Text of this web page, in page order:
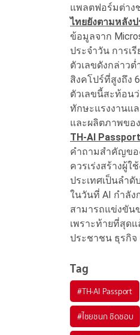
แพลตฟอร์มต่าง
ไทยยังตามหลังป
ข้อมูลจาก
ประจำวัน การเ
ตัวเลขดังกล่าวต่
สิงคโปร์ที่สูงถึง
ตัวเลขนี้สะท้อน
ทักษะแรงงานแ
และผลิตภาพขอ
TH-AI
คำถามสำคัญขอ
ควรเร่งสร้างผู้
ประเทศเป็นลำดั
ในวันที่ AI กำลัง
สามารถแข่งขัน
เพราะท้ายที่สุด
ประชาชน ธุรกิจ
Tag
#TH-AI Passport
#ไชยชนก ชิดชอบ